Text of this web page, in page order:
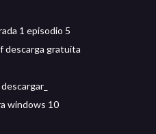
1 episodio 5
descarga gratuita
windows 10